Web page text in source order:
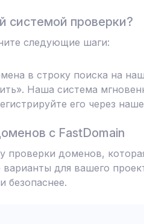
системой проверки?
следующие шаги:
в строку поиска на
Наша система
его через
с FastDomain
доменов,
для вашего
безопаснее.